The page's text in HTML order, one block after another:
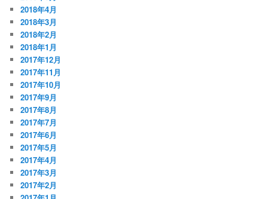
2018年4月
2018年3月
2018年2月
2018年1月
2017年12月
2017年11月
2017年10月
2017年9月
2017年8月
2017年7月
2017年6月
2017年5月
2017年4月
2017年3月
2017年2月